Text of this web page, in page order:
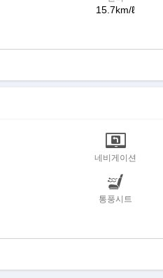
15.7km/ℓ
네비게이션
통풍시트